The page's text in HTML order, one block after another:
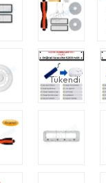
Tükendi